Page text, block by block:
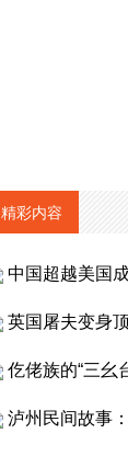
精彩内容
中国超越美国
英国屠夫变身
仡佬族的“三幺
泸州民间故事